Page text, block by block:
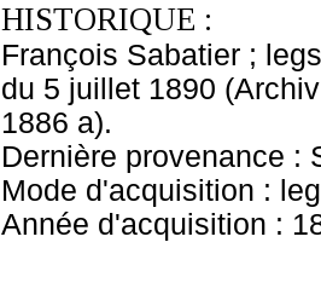
HISTORIQUE :
François Sabatier ;
du 5 juillet 1890
1886 a).
Dernière provenance :
Mode d'acquisition :
Année d'acquisition :